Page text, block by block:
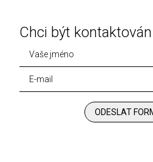
Chci být kontaktován
ODESLAT